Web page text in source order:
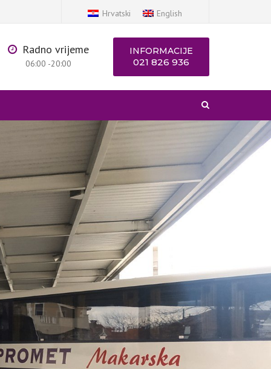
Hrvatski English
Radno vrijeme
06:00 -20:00
INFORMACIJE
021 826 936